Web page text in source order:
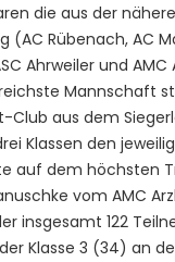
die aus der
(AC Rübenach, AC
Ahrweiler und AMC
Mannschaft
Club aus dem
Klassen den
auf dem höchsten
vom AMC
insgesamt 122
Klasse 3 (34) an